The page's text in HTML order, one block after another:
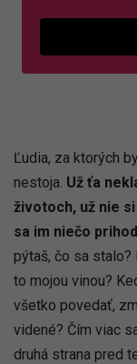
Ľudia, za ktorých
nestoja. Už ťa
životoch, už nie
sa im niečo
pýtaš, čo sa stalo?
to mojou vinou?
všetko povedať,
videné? Čím viac
druhá strana pred